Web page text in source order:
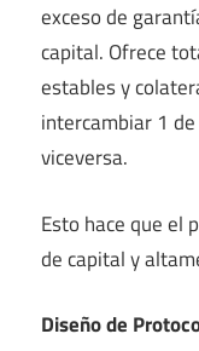
exceso de
capital. Ofrece
estables y
intercambiar 1
viceversa.
Esto hace que el
de capital y
Diseño de